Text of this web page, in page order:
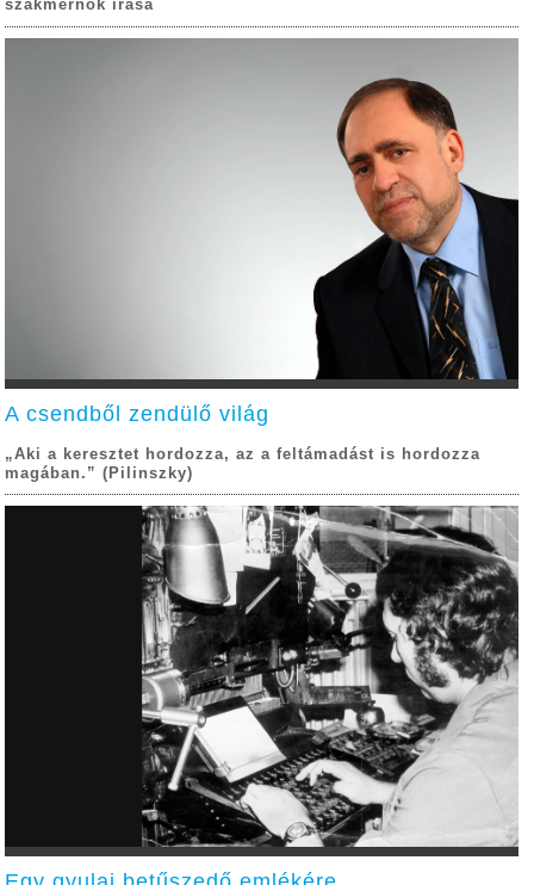
szakmérnök írása
A csendből zendülő világ
„Aki a keresztet hordozza, az a feltámadást is hordozza
magában.” (Pilinszky)